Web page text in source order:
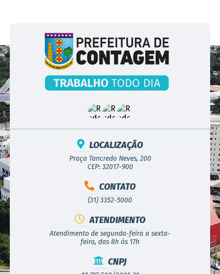
LOCALIZAÇÃO
Praça Tancredo Neves, 200
CEP: 32017-900
CONTATO
(31) 3352-5000
ATENDIMENTO
Atendimento de segunda-feira a sexta-
feira, das 8h às 17h
CNPJ